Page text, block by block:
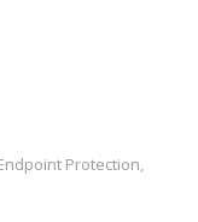
Protection,